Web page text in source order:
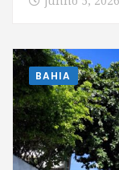
BAHIA